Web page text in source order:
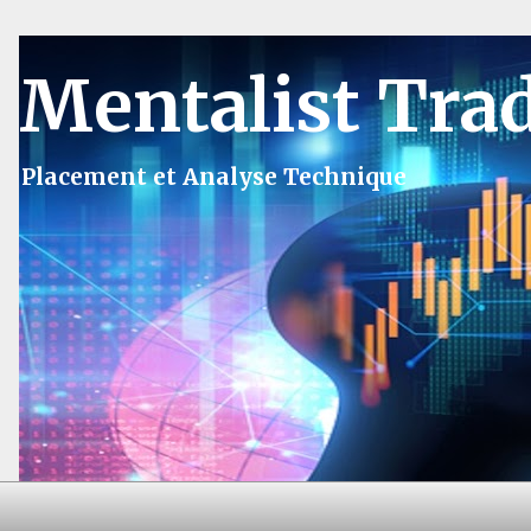
Mentalist
Placement et Analyse Technique